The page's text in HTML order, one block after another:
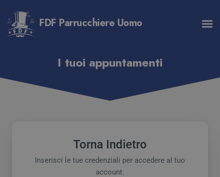
FDF Parrucchiere Uomo
I tuoi appuntamenti
Torna Indietro
Inserisci le tue credenziali per accedere al tuo
account.